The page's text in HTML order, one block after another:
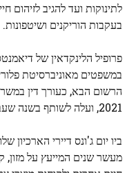
לתינוקות ועד להגיב לזיהום
בעקבות הוריקנים ושיטפונות.
פרופיל הלינקדאין של
הרשום הבא, כעורך דין
2021, ועלה לשותף בשנה שעברה.
ביו יום ג'ונס דיירי הארכיון
מעשר שנים המייעץ על מזון,